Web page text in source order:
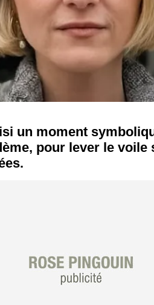
un moment
pour lever le voile